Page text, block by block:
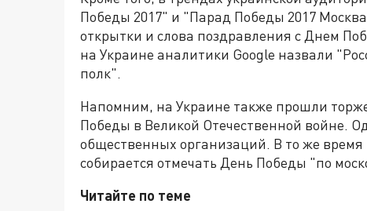
Победы 2017" и "Парад Победы 2017
открытки и слова поздравления с Днем
на Украине аналитики Google назвали
полк".
Напомним, на Украине также прошли
Победы в Великой Отечественной войне.
общественных организаций. В то же
собирается отмечать День Победы "по
Читайте по теме